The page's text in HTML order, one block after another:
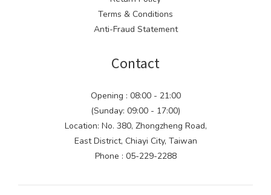
Terms & Conditions
Anti-Fraud Statement
Contact
Opening : 08:00 - 21:00
(Sunday: 09:00 - 17:00)
Location: No. 380, Zhongzheng Road,
East District, Chiayi City, Taiwan
Phone : 05-229-2288